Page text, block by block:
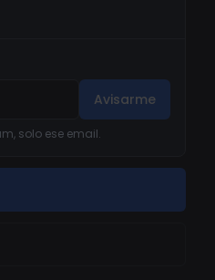
Avisarme
solo ese email.